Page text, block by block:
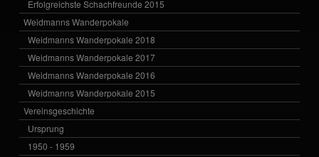
Erfolgreichste Schachfreunde 2015
Weidmanns Wanderpokale
Weidmanns Wanderpokale 2018
Weidmanns Wanderpokale 2017
Weidmanns Wanderpokale 2016
Weidmanns Wanderpokale 2015
Vereinsgeschichte
Ursprung
1950 - 1959